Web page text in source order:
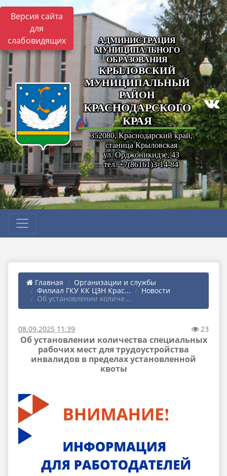
Версия сайта
для
слабовидящих
АДМИНИСТРАЦИЯ
МУНИЦИПАЛЬНОГО
ОБРАЗОВАНИЯ
КРЫЛОВСКИЙ
МУНИЦИПАЛЬНЫЙ
РАЙОН
КРАСНОДАРСКОГО
КРАЯ
352080, Краснодарский край,
станица Крыловская
ул. Орджоникидзе, 43
тел. +7(86161)3-14-84
Главная
Организации и службы
Филиал ГКУ КК ЦЗН Крас...
Новости
Об установлении количе...
08.09.2025 11:39 23
Об установлении количества специальных
рабочих мест для трудоустройства
инвалидов в пределах установленной
квоты